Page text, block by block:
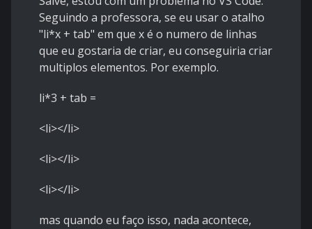
Seguindo a professora, se eu usar o atalho
"li*x + tab" em que x é o numero de linhas
que eu gostaria de criar, eu conseguiria criar
multiplos elementos. Por exemplo.
li*3 + tab =
<li></li>
<li></li>
<li></li>
mas quando eu faço isso, nada acontece,